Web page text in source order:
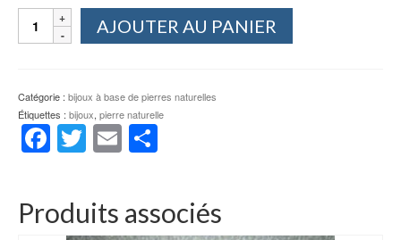
quantité
tigre
AJOUTER AU PANIER
Catégorie : bijoux à base de pierres naturelles
Étiquettes : bijoux, pierre naturelle
Facebook
Twitter
Email
Produits associés